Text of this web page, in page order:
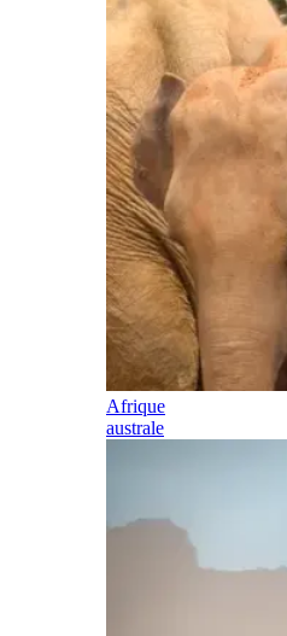
Afrique
australe